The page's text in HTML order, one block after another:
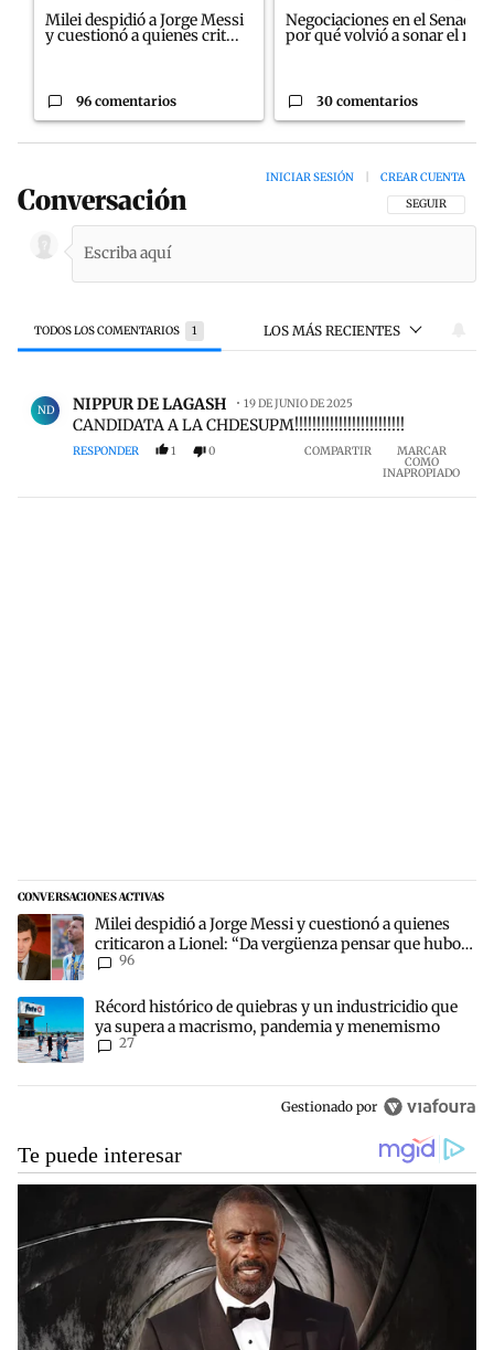
Milei despidió a Jorge Messi
y cuestionó a quienes crit...
96 comentarios
Negociaciones en el Senado:
por qué volvió a sonar el n...
30 comentarios
Conversación SIGA ESTA
SEGUIR
INICIAR SESIÓN CREAR CUENTA
TODOS LOS COMENTARIOS 1 LOS MÁS RECIENTES
Todos los comentarios
ND NIPPUR DE LAGASH 19 DE JUNIO DE 2025
CANDIDATA A LA CHDESUPM!!!!!!!!!!!!!!!!!!!!!!!!!
RESPONDER 1 0 COMPARTIR MARCAR
COMO
INAPROPIADO
CONVERSACIONES ACTIVAS
Este listado muestra los artículos con más comentarios en los
Un artículo de tendencia con el título "Milei despidió a Jorge
Milei despidió a Jorge Messi y cuestionó a quienes
criticaron a Lionel: “Da vergüenza pensar que hubo
anti-Messi”
96
Un artículo de tendencia con el título "Récord histórico de
Récord histórico de quiebras y un industricidio que
ya supera a macrismo, pandemia y menemismo
27
Gestionado por